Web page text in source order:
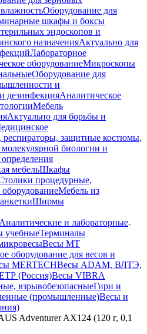
Оборудование для
шкафы и боксы
эндоскопов и
назначенияАктуально для
Лабораторное
оборудованиеМикроскопы
Оборудование для
и
дезинфекцияАналитическое
Мебель
Актуально для борьбы и
защитные костюмы,
биологии и
мебельШкафы
процедурные,
Мебель из
Ширмы
и лабораторные
учебныеТерминалы
Весы MT
оборудование для весов и
MERTECHВесы ADAM, ВЛТЭ,
(Россия)Весы VIBRA
взрывобезопасныеГири и
(промышленные)Весы и
Adventurer AX124 (120 г, 0,1